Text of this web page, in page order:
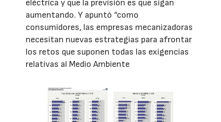
eléctrica y que la previsión es que sigan
aumentando. Y apuntó “como
consumidores, las empresas mecanizadoras
necesitan nuevas estrategias para afrontar
los retos que suponen todas las exigencias
relativas al Medio Ambiente